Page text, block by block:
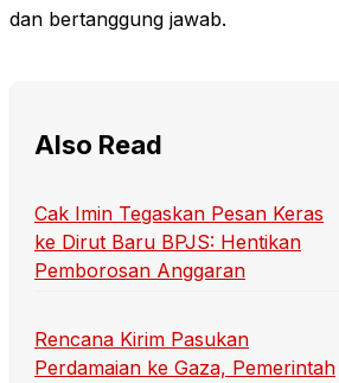
dan bertanggung jawab.
Also Read
Cak Imin Tegaskan Pesan Keras
ke Dirut Baru BPJS: Hentikan
Pemborosan Anggaran
Rencana Kirim Pasukan
Perdamaian ke Gaza, Pemerintah